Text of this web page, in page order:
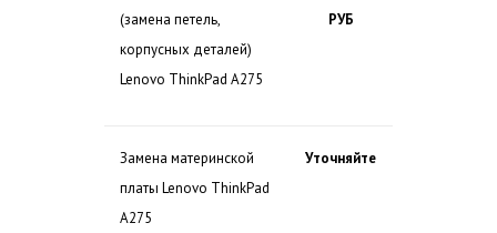
(замена петель,
корпусных деталей)
Lenovo ThinkPad A275
РУБ
Замена материнской
платы Lenovo ThinkPad
A275
Уточняйте